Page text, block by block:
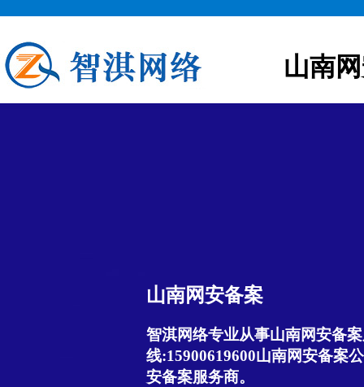
山南
山南网安备案
智淇网络专业从事山南网安备
线:15900619600山南网安备案
安备案服务商。